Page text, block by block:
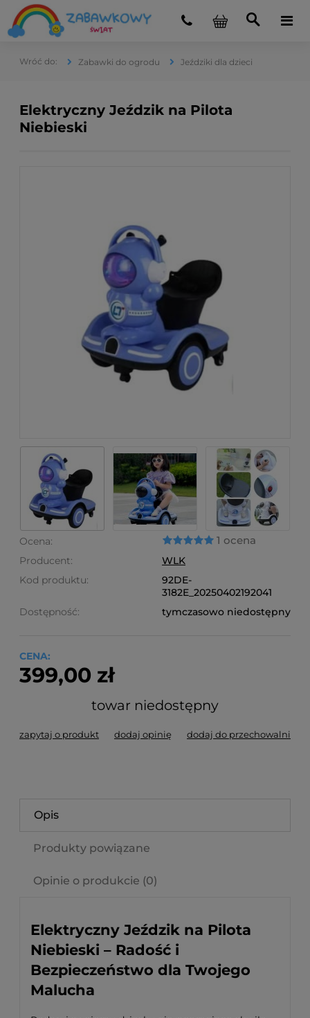
Zabawki do ogrodu Jeździki dla dzieci
Elektryczny Jeździk na Pilota
Niebieski
Ocena: 1 ocena
Producent:
WLK
Kod produktu:
92DE-
3182E_20250402192041
Dostępność:
tymczasowo niedostępny
CENA:
399,00 zł
towar niedostępny
zapytaj o produkt dodaj opinię dodaj do przechowalni
Opis
Produkty powiązane
Opinie o produkcie (0)
Elektryczny Jeździk na Pilota
Niebieski – Radość i
Bezpieczeństwo dla Twojego
Malucha